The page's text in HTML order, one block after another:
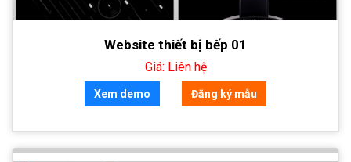
Website thiết bị bếp 01
Giá: Liên hệ
Xem demo Đăng ký mẫu